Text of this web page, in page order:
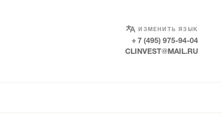
ИЗМЕНИТЬ ЯЗЫК
SELECT LANGUAGE
+ 7 (495) 975-94-04
CLINVEST@MAIL.RU